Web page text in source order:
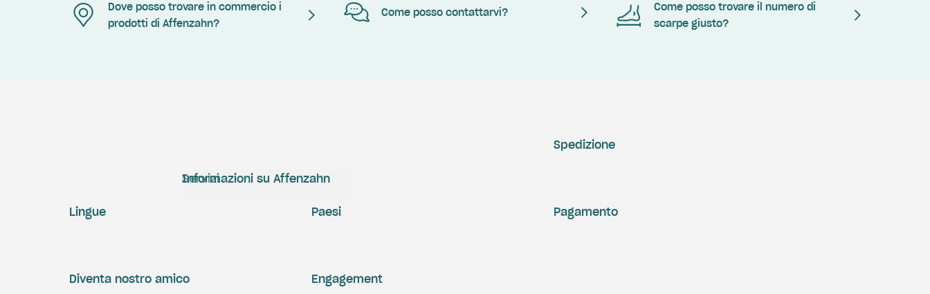
Dove posso trovare in commercio i
prodotti di Affenzahn?
Come posso contattarvi?
Come posso trovare il numero di
scarpe giusto?
Servizi
Informazioni su Affenzahn
Spedizione
Pagamento
Engagement
Diventa nostro amico
Lingue Paesi